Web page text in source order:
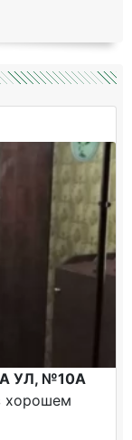
УЛ, №10А
хорошем